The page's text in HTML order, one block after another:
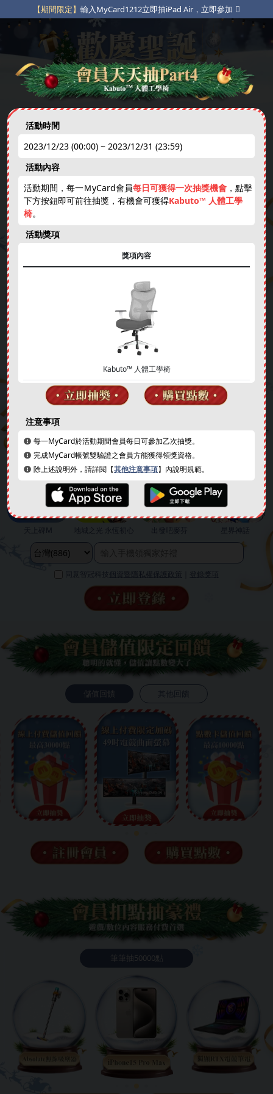
【期間限定】 輸入MyCard1212立即抽iPad Air，立即參加
【粉絲專屬】 指定貼文互動抽獎，立即參加
【限定豪禮】不定期限時動態點數補給，立即參加
免費天天抽 下載APP
娛樂中心 免費虛寶 跨年抽獎券 現金刮刮卡
簽到好禮 成就解鎖
天上碑M 出發吧麥芬 星界神話
同意智冠科技 個資暨隱私權保護政策
儲值回饋
筆筆抽50000點
活動時間
2023/12/23 (00:00) ~ 2023/12/31 (23:59)
活動內容
活動期間，每一ＭyCard會員每日可獲得一次抽獎機會 ，點擊
下方按鈕即可前往抽獎，有機會可獲得Kabuto™ 人體工學
椅。
活動獎項
獎項內容
Kabuto™ 人體工學椅
注意事項
每一MyCard於活動期間會員每日可參加乙次抽獎。
完成MyCard帳號雙驗證之會員方能獲得領獎資格。
除上述說明外，請詳閱【其他注意事項】內說明規範。
❄
❄